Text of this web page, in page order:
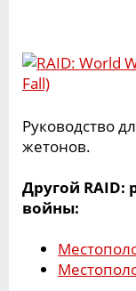
Руководство
жетонов.
Другой RAID:
войны: